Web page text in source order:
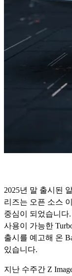
2025년 말 출시된
리즈는 오픈 소스
중심이 되었습니다
사용이 가능한
출시를 예고해 온
있습니다.
지난 수주간 Z